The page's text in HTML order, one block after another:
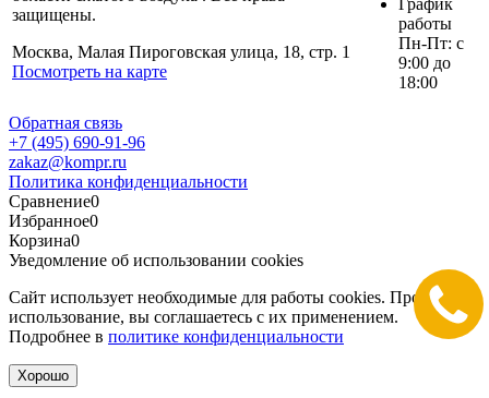
защищены.
Москва, Малая Пироговская улица, 18, стр. 1
Посмотреть на карте
работы
Пн-Пт: с
9:00 до
18:00
Обратная связь
+7 (495) 690-91-96
zakaz@kompr.ru
Политика конфиденциальности
Сравнение0
Избранное0
Корзина0
Уведомление об использовании cookies
Сайт использует необходимые для работы cookies. Продолжая
использование, вы соглашаетесь с их применением.
Подробнее в политике конфиденциальности
Хорошо